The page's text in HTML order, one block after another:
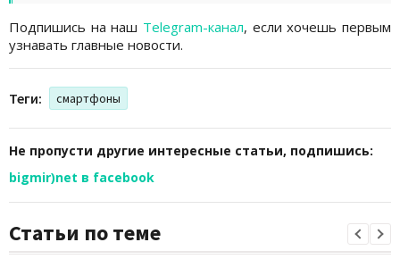
Подпишись на наш Telegram-канал, если хочешь первым
узнавать главные новости.
Теги: смартфоны
Не пропусти другие интересные статьи, подпишись:
bigmir)net в facebook
Статьи по теме